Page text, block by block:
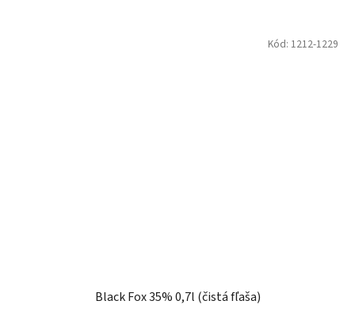
Black Fox 35% 0,7l (čistá fľaša)
Kód: 1212-1229